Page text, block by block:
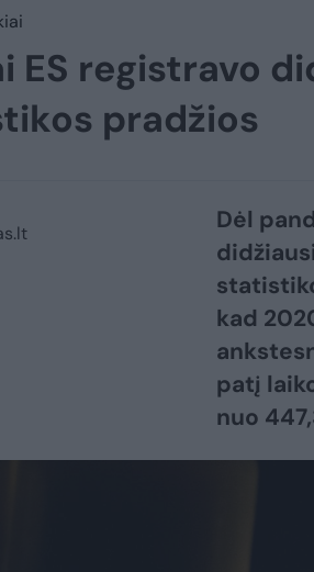
ES registravo
pradžios
Dėl
kad
patį
nuo